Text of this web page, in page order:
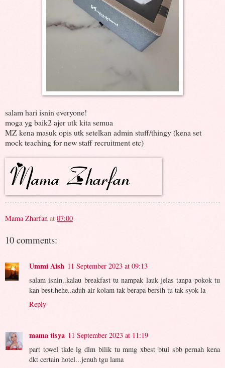
salam hari isnin everyone!
moga yg baik2 ajer utk kita semua
MZ kena masuk opis utk setelkan admin stuff/thingy (kena set
mock teaching for new staff recruitment etc)
Mama Zharfan at 07:00
10 comments:
Ummi Aish 11 September 2023 at 09:13
salam isnin..kalau breakfast tu nampak lauk jelas tanpa pokok tu
kan best.hehe..aduh air kolam tak berapa bersih tu tak syok la
Reply
mama tisya 11 September 2023 at 11:19
part towel tkde lg dlm bilik tu mmg xbest btul sbb pernah kena
dkt certain hotel...jenuh tgu lama